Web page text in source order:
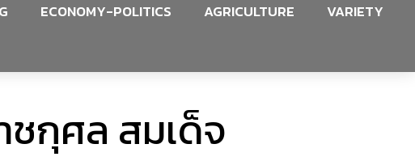
ECONOMY-POLITICS AGRICULTURE
VARIETY
กุศล สมเด็จ